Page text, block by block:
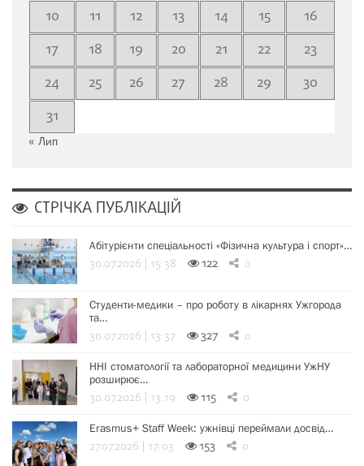
10
11 12 13 14 15
16
17
18 19 20 21 22
23
24
25 26 27 28 29
30
31
« Лип
СТРІЧКА ПУБЛІКАЦІЙ
Абітурієнти спеціальності «Фізична культура і спорт»…
30.07.2026 | 15:38 122 0
Студенти-медики – про роботу в лікарнях Ужгорода
та…
30.07.2026 | 13:37 327 0
ННІ стоматології та лабораторної медицини УжНУ
розширює…
30.07.2026 | 13:19 115 0
Erasmus+ Staff Week: ужнівці переймали досвід…
27.07.2026 | 17:03 153 0